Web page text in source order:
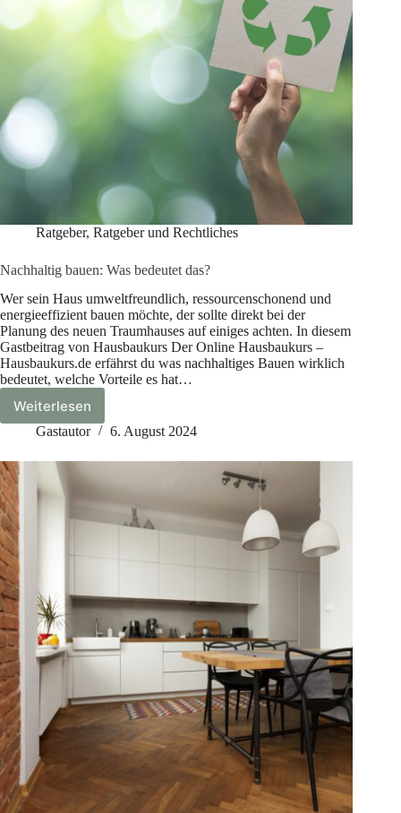
Zuhause
modern
Ratgeber, Ratgeber und Rechtliches
Nachhaltig bauen: Was bedeutet das?
Wer sein Haus umweltfreundlich, ressourcenschonend und
energieeffizient bauen möchte, der sollte direkt bei der
Planung des neuen Traumhauses auf einiges achten. In diesem
Gastbeitrag von Hausbaukurs Der Online Hausbaukurs –
Hausbaukurs.de erfährst du was nachhaltiges Bauen wirklich
bedeutet, welche Vorteile es hat…
Weiterlesen
Nachhaltig
bauen:
bedeutet
das?
Gastautor 6. August 2024